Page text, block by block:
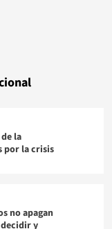
la
por la crisis
no apagan
y